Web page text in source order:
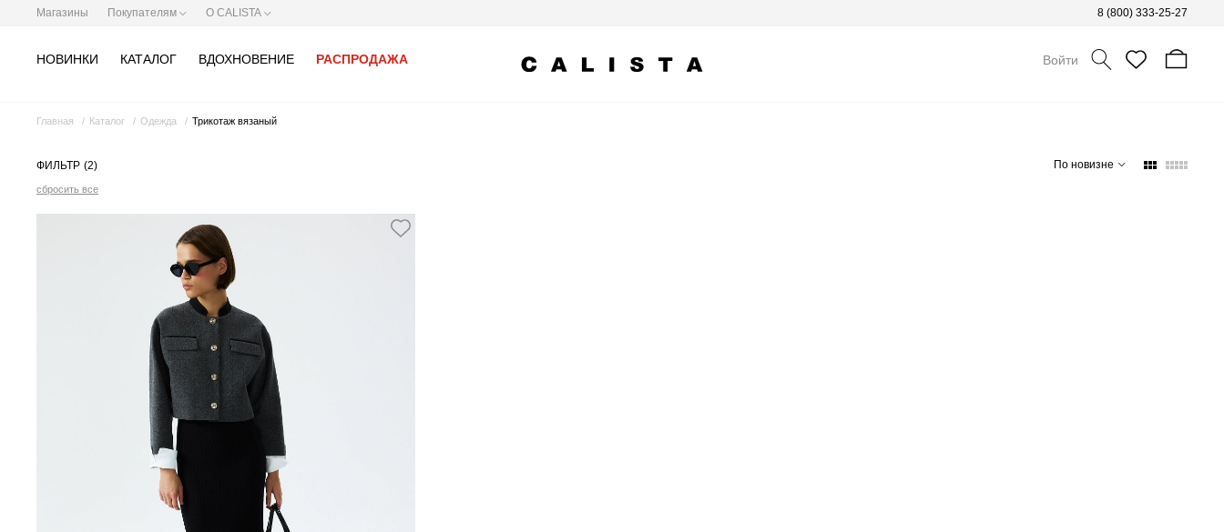
Магазины Покупателям О CALISTA 8 (800) 333-25-27
НОВИНКИ КАТАЛОГ ВДОХНОВЕНИЕ РАСПРОДАЖА Войти
Главная Каталог Одежда Трикотаж вязаный
ФИЛЬТР (2) По новизне
сбросить все